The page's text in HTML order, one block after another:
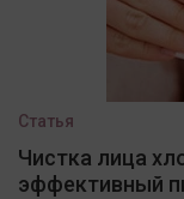
Статья
Чистка лица
эффективный